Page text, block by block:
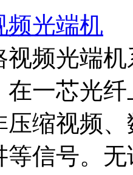
频光端机
视频光端
在一芯光
压缩视频
等信号。